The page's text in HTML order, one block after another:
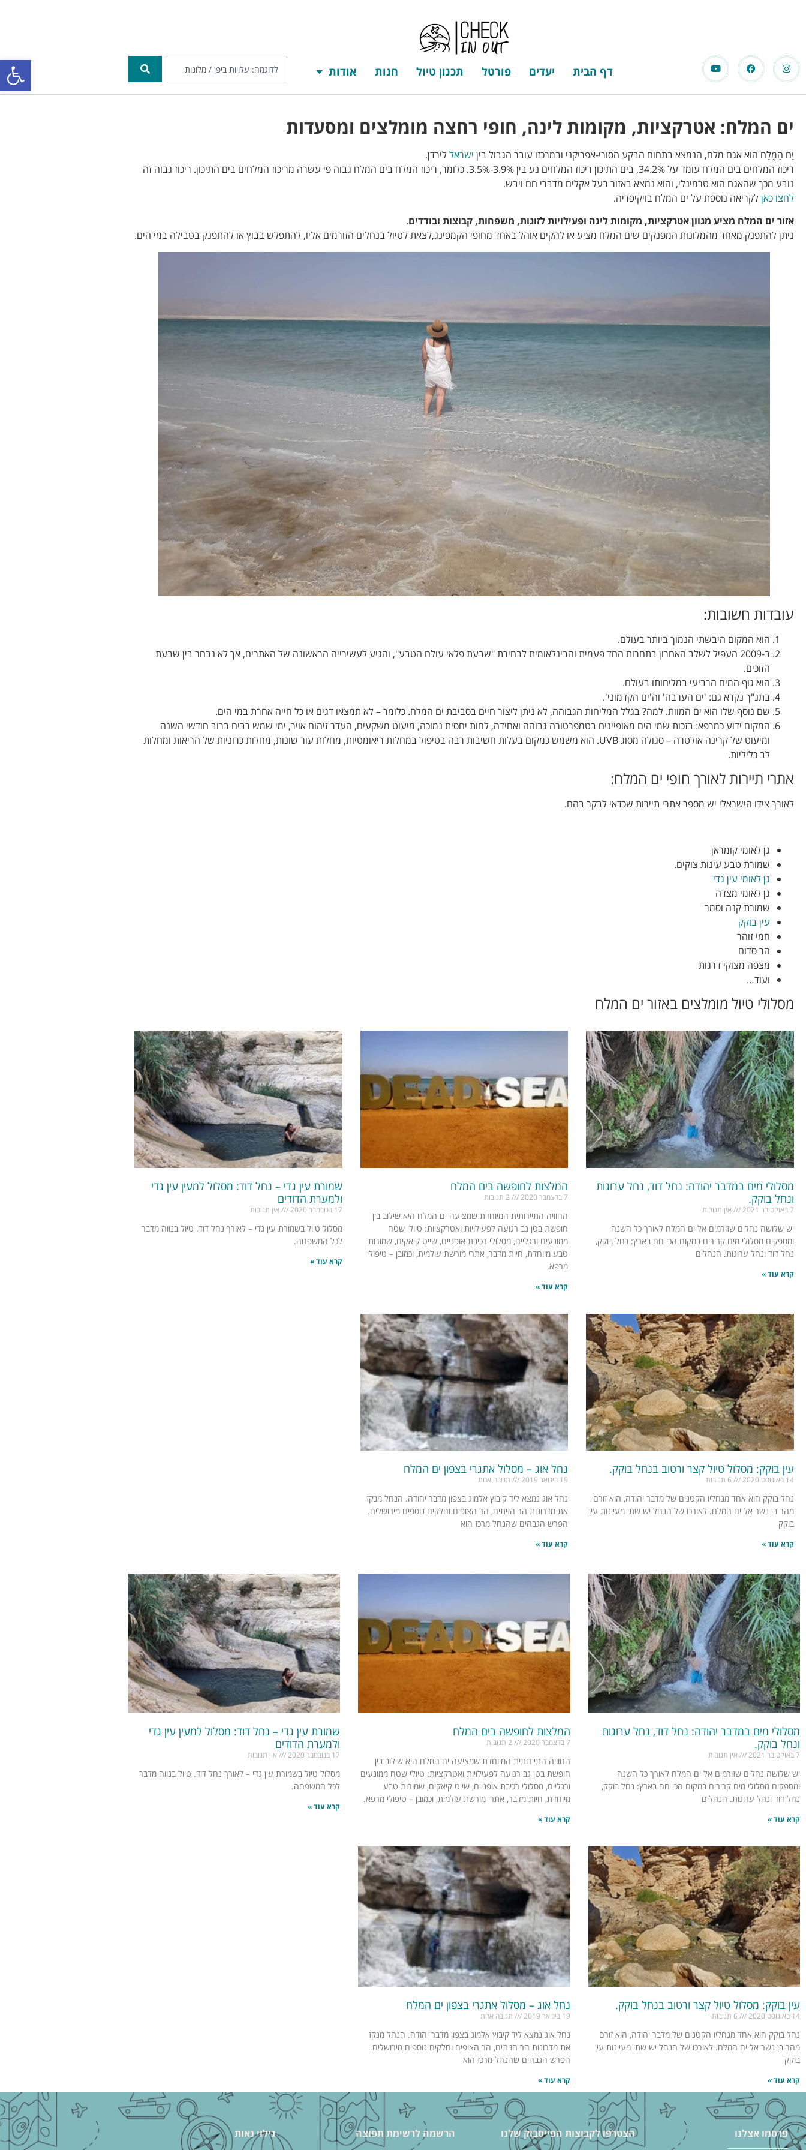
פתח דף הבית יעדים פורטל תכנון טיול חנות אודות
דף הבית יעדים פורטל תכנון טיול חנות
ים המלח: אטרקציות, מקומות לינה, חופי רחצה מומלצים ומסעדות
יַם הַמֶּלַח הוא אגם מלח, הנמצא בתחום הבקע הסורי-אפריקני ובמרכזו עובר הגבול בין ישראללירדן.
ריכוז המלחים בים המלח עומד על 34.2%, בים התיכון ריכוז המלחים נע בין 3.5%-3.9%. כלומר, ריכוז המלח בים המלח גבוה פי עשרה מריכוז המלחים בים התיכון. ריכוז גבוה זה
נובע מכך שהאגם הוא טרמינלי, והוא נמצא באזור בעל אקלים מדברי חם ויבש.
לחצו כאןלקריאה נוספת על ים המלח בויקיפדיה.
אזור ים המלח מציע מגוון אטרקציות, מקומות לינה ופעילויות לזוגות, משפחות, קבוצות ובודדים.
ניתן להתפנק מאחד מהמלונות המפנקים שים המלח מציע או להקים אוהל באחד מחופי הקמפינג,לצאת לטיול בנחלים הזורמים אליו, להתפלש בבוץ או להתפנק בטבילה במי הים.
עובדות חשובות:
הוא המקום היבשתי הנמוך ביותר בעולם.
ב-2009 העפיל לשלב האחרון בתחרות החד פעמית והבינלאומית לבחירת "שבעת פלאי עולם הטבע", והגיע לעשירייה הראשונה של האתרים, אך לא נבחר בין שבעת
הזוכים.
הוא גוף המים הרביעי במליחותו בעולם.
בתנ"ך נקרא גם: 'ים הערבה' וה'ים הקדמוני'.
שם נוסף שלו הוא ים המוות. למה? בגלל המליחות הגבוהה, לא ניתן ליצור חיים בסביבת ים המלח. כלומר – לא תמצאו דגים או כל חייה אחרת במי הים.
המקום ידוע כמרפא: בזכות שמי הים מאופיינים בטמפרטורה גבוהה ואחידה, לחות יחסית נמוכה, מיעוט משקעים, העדר זיהום אויר, ימי שמש רבים ברוב חודשי השנה
ומיעוט של קרינה אולטרה – סגולה מסוג UVB. הוא משמש כמקום בעלות חשיבות רבה בטיפול במחלות ריאומטיות, מחלות עור שונות, מחלות כרוניות של הריאות ומחלות
לב כליליות.
אתרי תיירות לאורך חופי ים המלח:
לאורך צידו הישראלי יש מספר אתרי תיירות שכדאי לבקר בהם.
גן לאומי קומראן
שמורת טבע עינות צוקים.
גן לאומי עין גדי
גן לאומי מצדה
שמורת קנה וסמר
עין בוקק
חמי זוהר
הר סדום
מצפה מצוקי דרגות
ועוד…
מסלולי טיול מומלצים באזור ים המלח
מסלולי מים במדבר יהודה: נחל דוד, נחל ערוגות
ונחל בוקק.
7 באוקטובר 2021
יש שלושה נחלים שזורמים אל ים המלח לאורך כל השנה
ומספקים מסלולי מים קרירים במקום הכי חם בארץ: נחל בוקק,
נחל דוד ונחל ערוגות. הנחלים
קרא עוד »
המלצות לחופשה בים המלח
7 בדצמבר 2020 2 תגובות
החוויה התיירותית המיוחדת שמציעה ים המלח היא שילוב בין
חופשת בטן גב רגועה לפעילויות ואטרקציות: טיולי שטח
ממונעים ורגליים, מסלולי רכיבת אופניים, שייט קיאקים, שמורות
טבע מיוחדת, חיות מדבר, אתרי מורשת עולמית, וכמובן – טיפולי
מרפא.
קרא עוד »
שמורת עין גדי – נחל דוד: מסלול למעין עין גדי
ולמערת הדודים
17 בנובמבר 2020
מסלול טיול בשמורת עין גדי – לאורך נחל דוד. טיול בנווה מדבר
לכל המשפחה.
קרא עוד »
עין בוקק: מסלול טיול קצר ורטוב בנחל בוקק.
14 באוגוסט 2020
נחל בוקק הוא אחד מנחליו הקטנים של מדבר יהודה, הוא זורם
מהר בן נשר אל ים המלח. לאורכו של הנחל יש שתי מעיינות עין
בוקק
קרא עוד »
נחל אוג – מסלול אתגרי בצפון ים המלח
19 בינואר 2019 תגובה אחת
נחל אוג נמצא ליד קיבוץ אלמוג בצפון מדבר יהודה. הנחל מנקז
את מדרונות הר הזיתים, הר הצופים וחלקים נוספים מירושלים.
הפרש הגבהים שהנחל מרכז הוא
קרא עוד »
מסלולי מים במדבר יהודה: נחל דוד, נחל ערוגות
ונחל בוקק.
7 באוקטובר 2021 אין תגובות
יש שלושה נחלים שזורמים אל ים המלח לאורך כל השנה
ומספקים מסלולי מים קרירים במקום הכי חם בארץ: נחל בוקק,
נחל דוד ונחל ערוגות. הנחלים
קרא עוד »
המלצות לחופשה בים המלח
7 בדצמבר 2020
החוויה התיירותית המיוחדת שמציעה ים המלח היא שילוב בין
חופשת בטן גב רגועה לפעילויות ואטרקציות: טיולי שטח ממונעים
ורגליים, מסלולי רכיבת אופניים, שייט קיאקים, שמורות טבע
מיוחדת, חיות מדבר, אתרי מורשת עולמית, וכמובן – טיפולי מרפא.
קרא עוד »
שמורת עין גדי – נחל דוד: מסלול למעין עין גדי
ולמערת הדודים
17 בנובמבר 2020 אין תגובות
מסלול טיול בשמורת עין גדי – לאורך נחל דוד. טיול בנווה מדבר
לכל המשפחה.
קרא עוד »
עין בוקק: מסלול טיול קצר ורטוב בנחל בוקק.
14 באוגוסט 2020
נחל בוקק הוא אחד מנחליו הקטנים של מדבר יהודה, הוא זורם
מהר בן נשר אל ים המלח. לאורכו של הנחל יש שתי מעיינות עין
בוקק
קרא עוד »
נחל אוג – מסלול אתגרי בצפון ים המלח
19 בינואר 2019 תגובה אחת
נחל אוג נמצא ליד קיבוץ אלמוג בצפון מדבר יהודה. הנחל מנקז
את מדרונות הר הזיתים, הר הצופים וחלקים נוספים מירושלים.
הפרש הגבהים שהנחל מרכז הוא
קרא עוד »
פרסמו אצלנו הצטרפו לקבוצות הפייסבוק שלנו הרשמה לרשימת תפוצה גילוי נאות